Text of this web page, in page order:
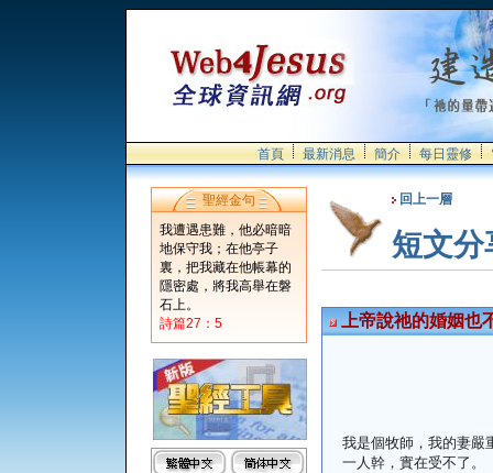
首頁 最新消息 簡介 每日靈修
聖經金句
我遭遇患難，他必暗暗
地保守我；在他亭子
裏，把我藏在他帳幕的
隱密處，將我高舉在磐
石上。
詩篇27：5
回上一層
短文分
上帝說祂的婚姻也
我是個牧師，我的妻嚴
一人幹，實在受不了。